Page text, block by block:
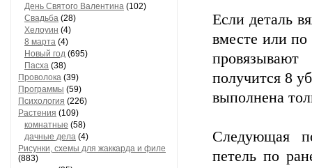
День Святого Валентина (102)
Свадьба (28)
Хелоуин (4)
8 марта (4)
Новый год (695)
Пасха (38)
Проволока (39)
Программы (59)
Психология (226)
Растения (109)
комнатные (58)
дачные дела (4)
Рисунки, схемы для жаккарда и филе
(883)
Если деталь
вместе или по
получится 8
выполнена
Следующая
петель по